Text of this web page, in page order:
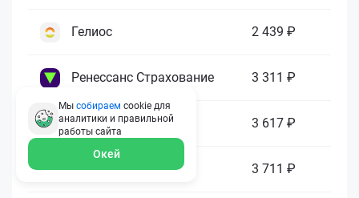
Гелиос 2 439 ₽
Ренессанс Страхование 3 311 ₽
Зетта Страхование 3 617 ₽
ГАЙДЕ 3 711 ₽
Мы собираем cookie для
аналитики и правильной
работы сайта
Окей